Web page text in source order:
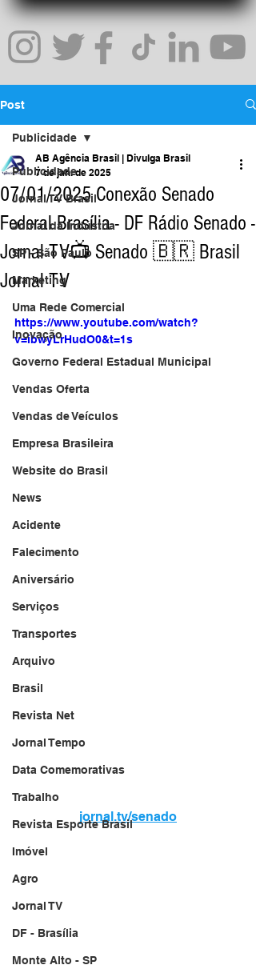
Post
Publicidade
Jornal TV Brasil
Jornal da Indústria
SP - São Paulo
Marketing
Uma Rede Comercial
Inovação
Governo Federal Estadual Municipal
Vendas Oferta
Vendas de Veículos
Empresa Brasileira
Website do Brasil
News
Acidente
Falecimento
Aniversário
Serviços
Transportes
Arquivo
Brasil
Revista Net
Jornal Tempo
Data Comemorativas
Trabalho
Revista Esporte Brasil
Imóvel
Agro
Jornal TV
DF - Brasília
Monte Alto - SP
Publicidade
07/01/2025 Conexão Senado
Federal Brasília - DF Rádio Senado -
Jornal TV📺 Senado 🇧🇷 Brasil
Jornal TV
AB Agência Brasil | Divulga Brasil
7 de jan. de 2025
https://www.youtube.com/watch?
v=ibwyLrHudO0&t=1s
jornal.tv/senado